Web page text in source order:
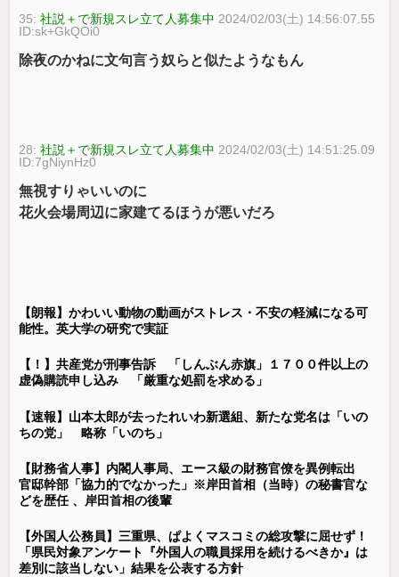
35:社説＋で新規スレ立て人募集中 2024/02/03(土) 14:56:07.55
ID:sk+GkQOi0
除夜のかねに文句言う奴らと似たようなもん
28:社説＋で新規スレ立て人募集中 2024/02/03(土) 14:51:25.09
ID:7gNiynHz0
無視すりゃいいのに
花火会場周辺に家建てるほうが悪いだろ
【朗報】かわいい動物の動画がストレス・不安の軽減になる可
能性。英大学の研究で実証
【！】共産党が刑事告訴 「しんぶん赤旗」１７００件以上の
虚偽購読申し込み 「厳重な処罰を求める」
【速報】山本太郎が去ったれいわ新選組、新たな党名は「いの
ちの党」 略称「いのち」
【財務省人事】内閣人事局、エース級の財務官僚を異例転出
官邸幹部「協力的でなかった」※岸田首相（当時）の秘書官な
どを歴任 、岸田首相の後輩
【外国人公務員】三重県、ぱよくマスコミの総攻撃に屈せず！
「県民対象アンケート『外国人の職員採用を続けるべきか』は
差別に該当しない」結果を公表する方針